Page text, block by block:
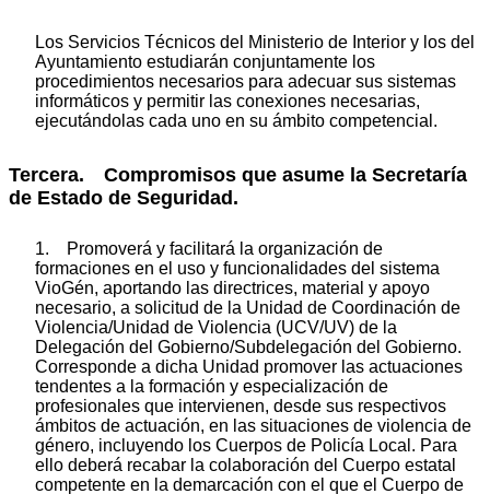
Los Servicios Técnicos del Ministerio de Interior y los del
Ayuntamiento estudiarán conjuntamente los
procedimientos necesarios para adecuar sus sistemas
informáticos y permitir las conexiones necesarias,
ejecutándolas cada uno en su ámbito competencial.
Tercera. Compromisos que asume la Secretaría
de Estado de Seguridad.
1. Promoverá y facilitará la organización de
formaciones en el uso y funcionalidades del sistema
VioGén, aportando las directrices, material y apoyo
necesario, a solicitud de la Unidad de Coordinación de
Violencia/Unidad de Violencia (UCV/UV) de la
Delegación del Gobierno/Subdelegación del Gobierno.
Corresponde a dicha Unidad promover las actuaciones
tendentes a la formación y especialización de
profesionales que intervienen, desde sus respectivos
ámbitos de actuación, en las situaciones de violencia de
género, incluyendo los Cuerpos de Policía Local. Para
ello deberá recabar la colaboración del Cuerpo estatal
competente en la demarcación con el que el Cuerpo de